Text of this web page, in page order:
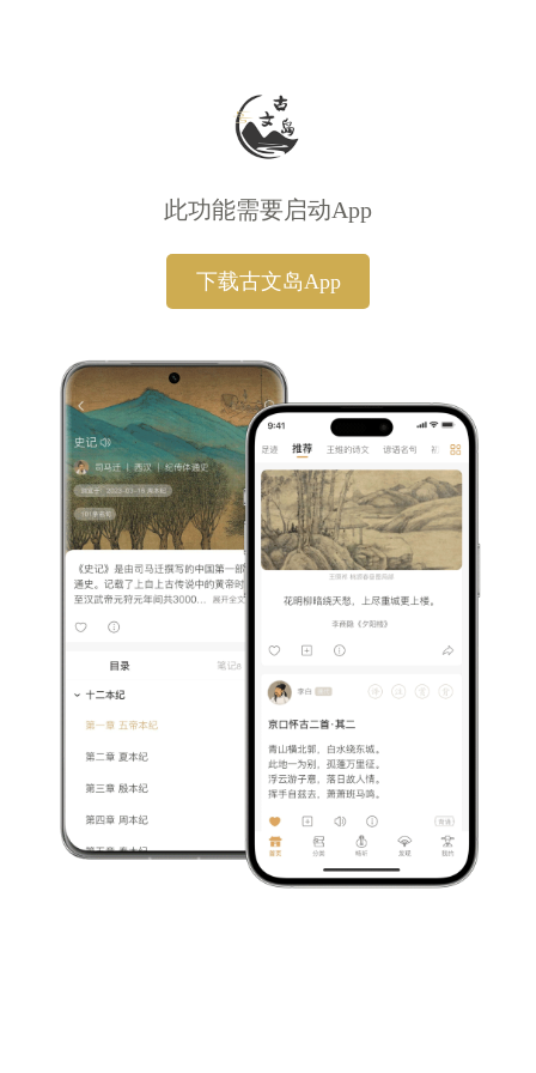
此功能需要启动App
下载古文岛App